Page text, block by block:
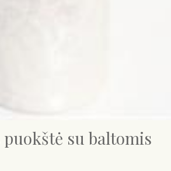
su baltomis